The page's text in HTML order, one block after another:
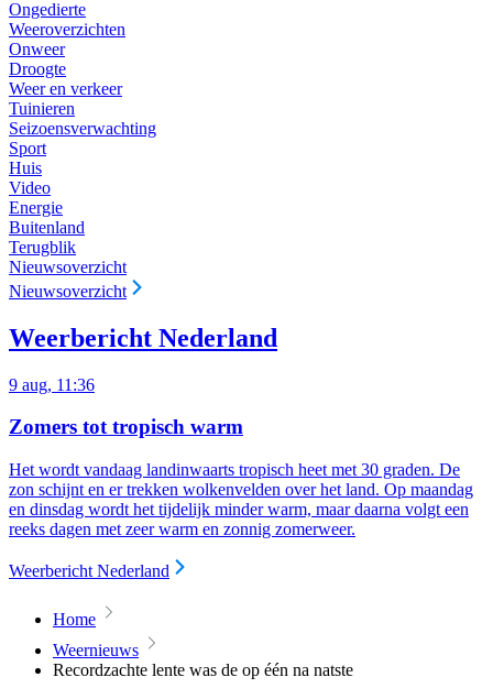
Ongedierte
Weeroverzichten
Onweer
Droogte
Weer en verkeer
Tuinieren
Seizoensverwachting
Sport
Huis
Video
Energie
Buitenland
Terugblik
Nieuwsoverzicht
Nieuwsoverzicht
Weerbericht Nederland
9 aug, 11:36
Zomers tot tropisch warm
Het wordt vandaag landinwaarts tropisch heet met 30 graden. De
zon schijnt en er trekken wolkenvelden over het land. Op maandag
en dinsdag wordt het tijdelijk minder warm, maar daarna volgt een
reeks dagen met zeer warm en zonnig zomerweer.
Weerbericht Nederland
Home
Weernieuws
Recordzachte lente was de op één na natste